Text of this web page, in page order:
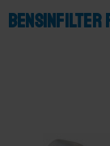
Bensinfilter